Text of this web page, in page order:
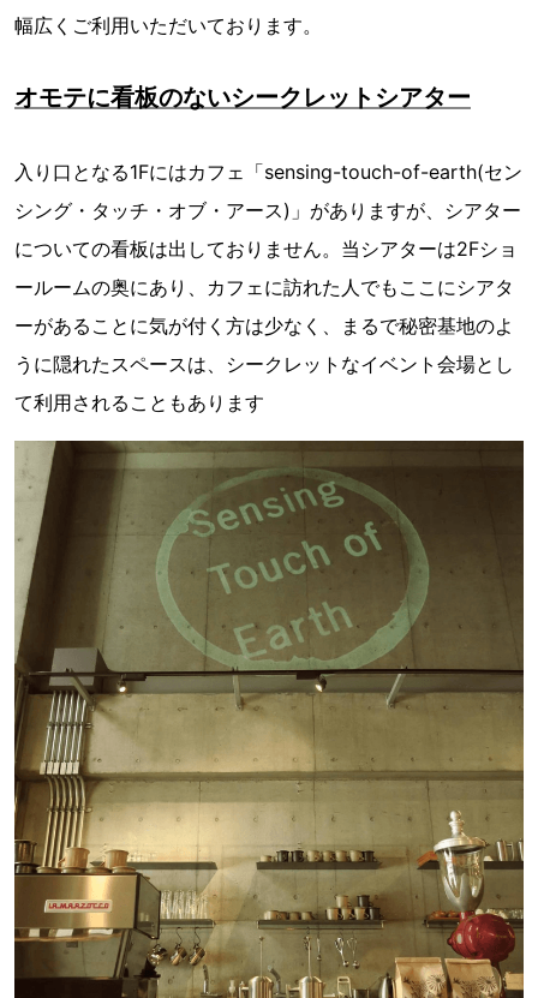
幅広くご利用いただいております。
オモテに看板のないシークレットシアター
入り口となる1Fにはカフェ「sensing-touch-of-earth(セン
シング・タッチ・オブ・アース)」がありますが、シアター
についての看板は出しておりません。当シアターは2Fショ
ールームの奥にあり、カフェに訪れた人でもここにシアタ
ーがあることに気が付く方は少なく、まるで秘密基地のよ
うに隠れたスペースは、シークレットなイベント会場とし
て利用されることもあります